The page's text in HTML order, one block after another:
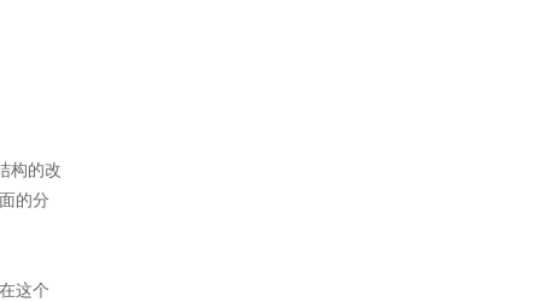
构的改
的分
这个